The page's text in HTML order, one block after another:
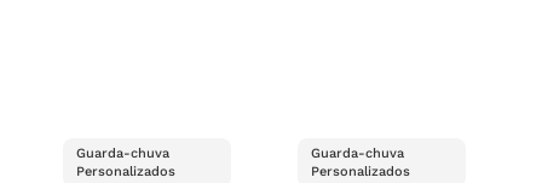
Guarda-chuva
Personalizados
Guarda-chuva
Personalizados